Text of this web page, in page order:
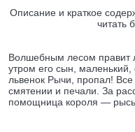
Описание и краткое
читать
Волшебным лесом правит
утром его сын,
львенок Рычи, пропал!
смятении и печали. За
помощница короля — рысь